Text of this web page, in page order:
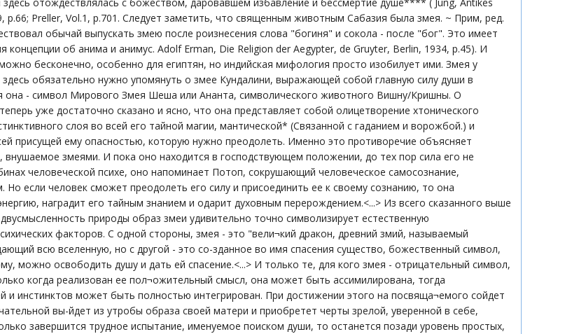
отождествлялась с божеством, даровавшем избавление и бессмертие душе**** ( Jung, Antikes
p.66; Preller, Vol.1, p.701. Следует заметить, что священным животным Сабазия была змея. ~ Прим, ред.
обычай выпускать змею после роизнесения слова "богиня" и сокола - после "бог". Это имеет
концепции об анима и анимус. Adolf Erman, Die Religion der Aegypter, de Gruyter, Berlin, 1934, p.45). И
бесконечно, особенно для египтян, но индийская мифология просто изобилует ими. Змея у
обязательно нужно упомянуть о змее Кундалини, выражающей собой главную силу души в
она - символ Мирового Змея Шеша или Ананта, символического животного Вишну/Кришны. О
уже достаточно сказано и ясно, что она представляет собой олицетворение хтонического
слоя во всей его тайной магии, мантической* (Связанной с гаданием и ворожбой.) и
присущей ему опасностью, которую нужно преодолеть. Именно это противоречие объясняет
внушаемое змеями. И пока оно находится в господствующем положении, до тех пор сила его не
человеческой психе, оно напоминает Потоп, сокрушающий человеческое самосознание,
если человек сможет преодолеть его силу и присоединить ее к своему сознанию, то она
наградит его тайным знанием и одарит духовным перерождением.<...> Из всего сказанного выше
природы образ змеи удивительно точно символизирует естественную
факторов. С одной стороны, змея - это "вели¬кий дракон, древний змий, называемый
всю вселенную, но с другой - это со-зданное во имя спасения существо, божественный символ,
можно освободить душу и дать ей спасение.<...> И только те, для кого змея - отрицательный символ,
когда реализован ее пол¬ожительный смысл, она может быть ассимилирована, тогда
и инстинктов может быть полностью интегрирован. При достижении этого на посвяща¬емого сойдет
вы-йдет из утробы образа своей матери и приобретет черты зрелой, уверенной в себе,
завершится трудное испытание, именуемое поиском души, то останется позади уровень простых,